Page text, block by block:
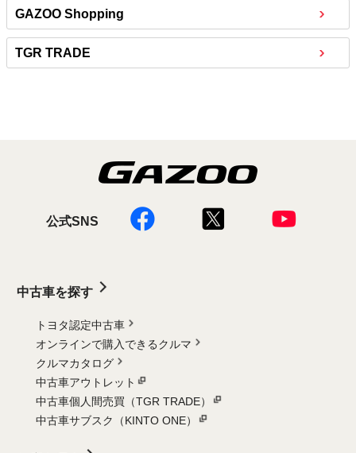
GAZOO Shopping
TGR TRADE
公式SNS
中古車を探す
トヨタ認定中古車
オンラインで購入できるクルマ
クルマカタログ
中古車アウトレット
中古車個人間売買（TGR TRADE）
中古車サブスク（KINTO ONE）